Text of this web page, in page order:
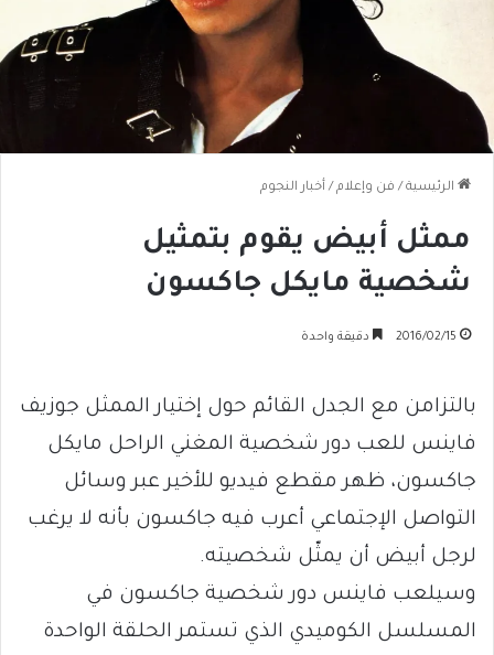
الرئيسية / فن وإعلام / أخبار النجوم
ممثل أبيض يقوم بتمثيل
شخصية مايكل جاكسون
2016/02/15 دقيقة واحدة
بالتزامن مع الجدل القائم حول إختيار الممثل جوزيف
فاينس للعب دور شخصية المغني الراحل مايكل
جاكسون، ظهر مقطع فيديو للأخير عبر وسائل
التواصل الإجتماعي أعرب فيه جاكسون بأنه لا يرغب
لرجل أبيض أن يمثّل شخصيته.
وسيلعب فاينس دور شخصية جاكسون في
المسلسل الكوميدي الذي تستمر الحلقة الواحدة